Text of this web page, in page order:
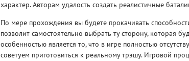
характер. Авторам удалость создать реалистичные
По мере прохождения вы будете прокачивать
позволит самостоятельно выбрать ту сторону, которая
особенностью является то, что в игре полностью
советуем приготовиться к реальному трэшу. Игровой